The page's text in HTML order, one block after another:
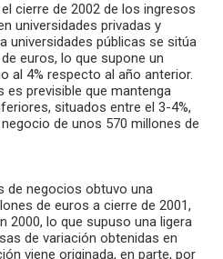
cierre de 2002 de los ingresos
universidades privadas y
universidades públicas se sitúa
euros, lo que supone un
al 4% respecto al año anterior.
previsible que mantenga
situados entre el 3-4%,
de unos 570 millones de
de negocios obtuvo una
de euros a cierre de 2001,
2000, lo que supuso una ligera
de variación obtenidas en
viene originada, en parte, por